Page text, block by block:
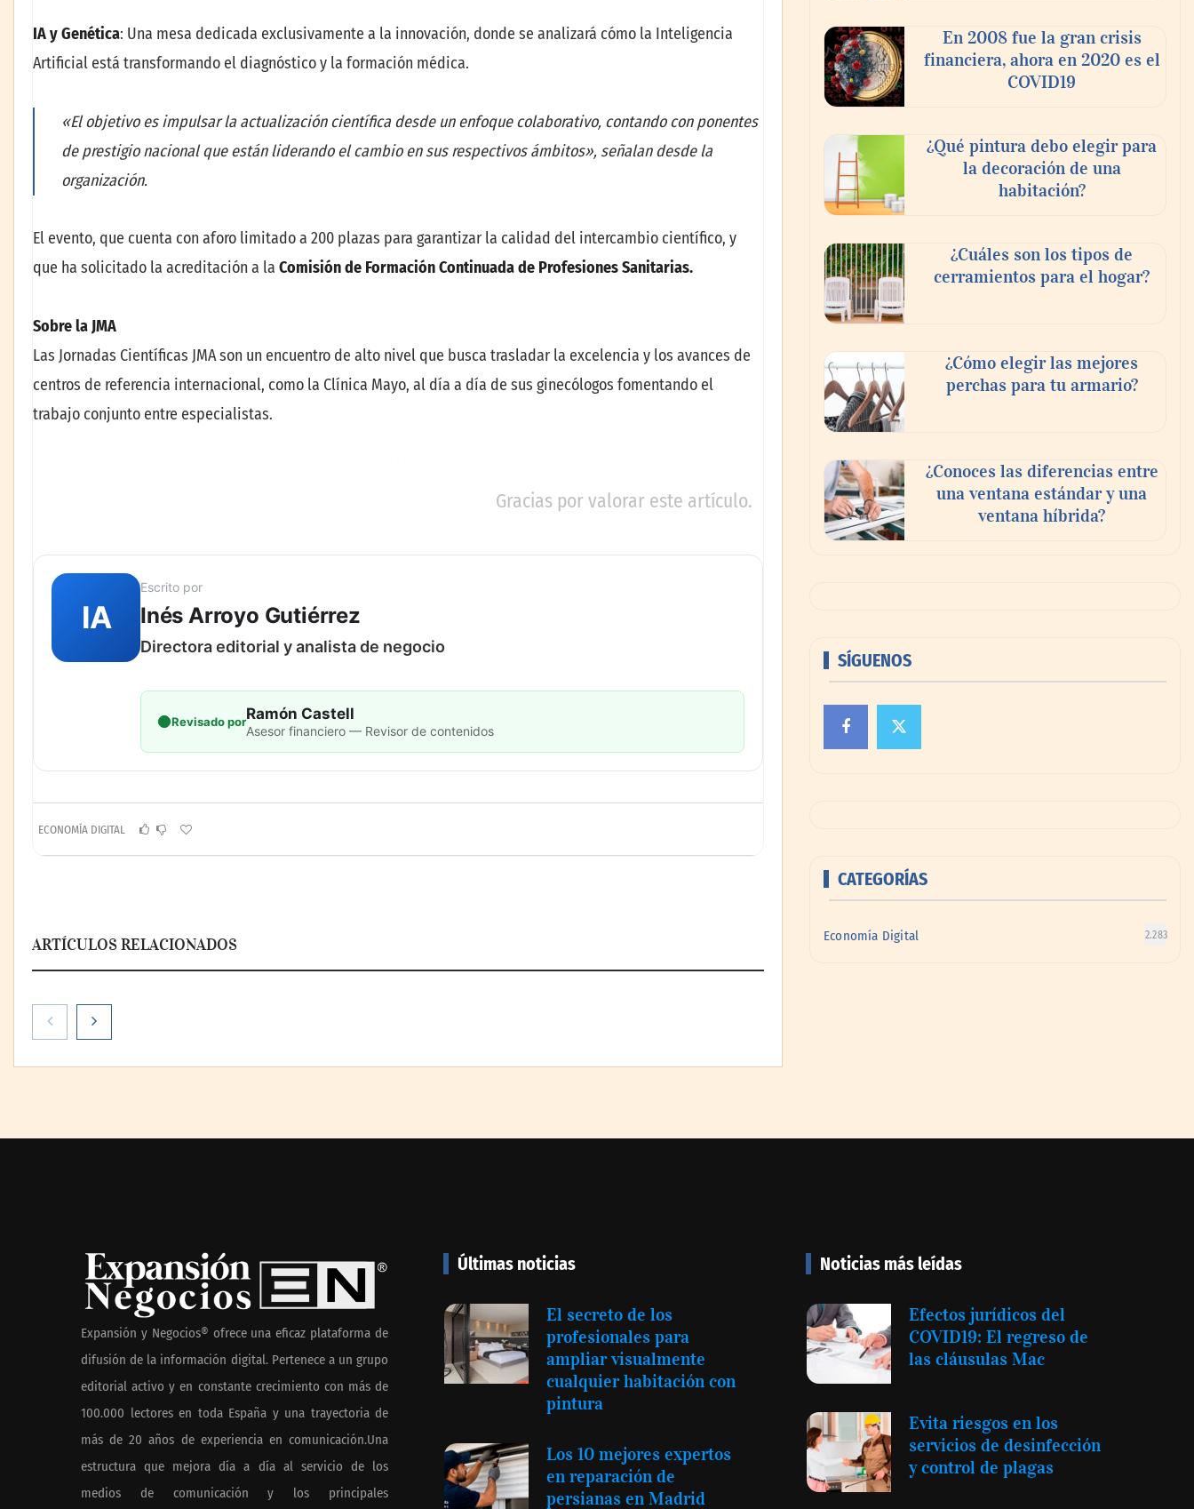
IA y Genética: Una mesa dedicada exclusivamente a la innovación, donde se analizará cómo la Inteligencia
Artificial está transformando el diagnóstico y la formación médica.
«El objetivo es impulsar la actualización científica desde un enfoque colaborativo, contando con ponentes
de prestigio nacional que están liderando el cambio en sus respectivos ámbitos», señalan desde la
organización.
El evento, que cuenta con aforo limitado a 200 plazas para garantizar la calidad del intercambio científico, y
que ha solicitado la acreditación a la Comisión de Formación Continuada de Profesiones Sanitarias.
Sobre la JMA
Las Jornadas Científicas JMA son un encuentro de alto nivel que busca trasladar la excelencia y los avances de
centros de referencia internacional, como la Clínica Mayo, al día a día de sus ginecólogos fomentando el
trabajo conjunto entre especialistas.
Gracias por valorar este artículo.
IA
Escrito por
Inés Arroyo Gutiérrez
Directora editorial y analista de negocio
Revisado porRamón Castell
Asesor financiero — Revisor de contenidos
ECONOMÍA DIGITAL
ARTÍCULOS RELACIONADOS
Grupo Modelo celebra a la
cerveza como la bebida que
el mundo elige para
Nicols presenta seis modelos
de anillos de compromiso
para el eclipse solar del 12
vencer. No pagues el
rescate’: el nuevo libro de
Juan Ricardo Palacio
En 2008 fue la gran crisis
financiera, ahora en 2020 es el
COVID19
¿Qué pintura debo elegir para
la decoración de una
habitación?
¿Cuáles son los tipos de
cerramientos para el hogar?
¿Cómo elegir las mejores
perchas para tu armario?
¿Conoces las diferencias entre
una ventana estándar y una
ventana híbrida?
SÍGUENOS
CATEGORÍAS
Economía Digital 2.283
Expansión y Negocios® ofrece una eficaz plataforma de
difusión de la información digital. Pertenece a un grupo
editorial activo y en constante crecimiento con más de
100.000 lectores en toda España y una trayectoria de
más de 20 años de experiencia en comunicación.Una
estructura que mejora día a día al servicio de los
medios de comunicación y los principales
Últimas noticias
El secreto de los
profesionales para
ampliar visualmente
cualquier habitación con
pintura
Los 10 mejores expertos
en reparación de
persianas en Madrid
Noticias más leídas
Efectos jurídicos del
COVID19: El regreso de
las cláusulas Mac
Evita riesgos en los
servicios de desinfección
y control de plagas